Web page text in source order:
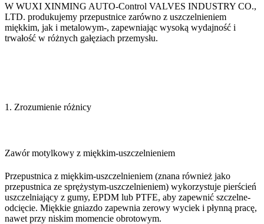
W WUXI XINMING AUTO-Control VALVES INDUSTRY CO.,
LTD. produkujemy przepustnice zarówno z uszczelnieniem
miękkim, jak i metalowym-, zapewniając wysoką wydajność i
trwałość w różnych gałęziach przemysłu.
1. Zrozumienie różnicy
Zawór motylkowy z miękkim-uszczelnieniem
Przepustnica z miękkim-uszczelnieniem (znana również jako
przepustnica ze sprężystym-uszczelnieniem) wykorzystuje pierścień
uszczelniający z gumy, EPDM lub PTFE, aby zapewnić szczelne-
odcięcie. Miękkie gniazdo zapewnia zerowy wyciek i płynną pracę,
nawet przy niskim momencie obrotowym.